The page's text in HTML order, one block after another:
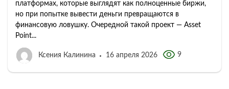
платформах, которые выглядят как полноценные биржи,
но при попытке вывести деньги превращаются в
финансовую ловушку. Очередной такой проект — Asset
Point...
Ксения Калинина 16 апреля 2026 9